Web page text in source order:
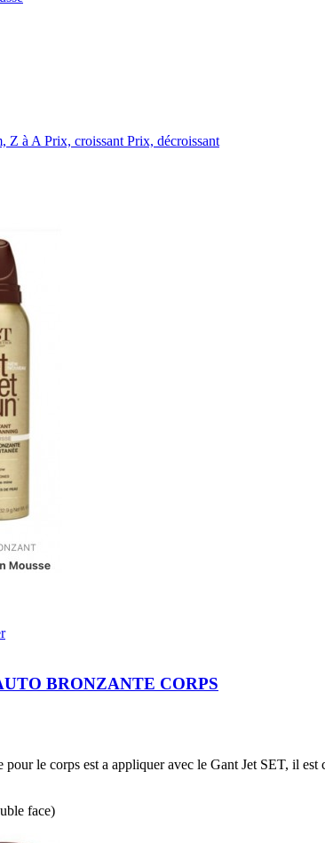
Z à A Prix, croissant Prix, décroissant
BRONZANTE CORPS
pour le corps est a appliquer avec le Gant Jet SET, il
face)